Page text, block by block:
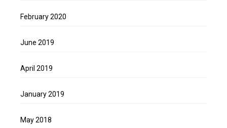
February 2020
June 2019
April 2019
January 2019
May 2018